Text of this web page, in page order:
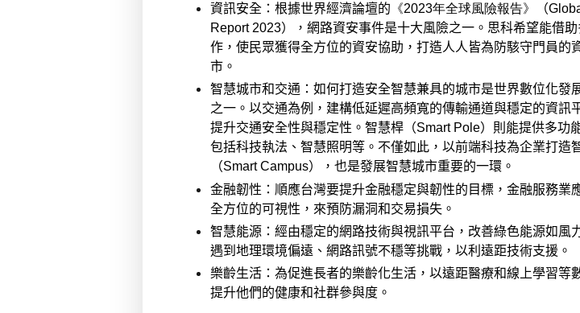
資訊安全： 根據世界經濟論壇的 《2023年全球風險報告》 （
Report 2023），網路資安事件是十大風險之一。思科希望能借
作，使民眾獲得全方位的資安協助，打造人人皆為防駭守門員的
市。
智慧城市和交通： 如何打造安全智慧兼具的城市是世界數位化發
之一 。 以交通為例，建構低延遲高頻寬的傳輸通道與穩定的資訊
提升交通安全性與穩定性。智慧桿（Smart Pole）則能提供多功
包括科技執法、智慧照明等。不僅如此，以前端科技為企業打造
（Smart Campus），也是發展智慧城市重要的一環。
金融韌性： 順應台灣要提升金融穩定與韌性的目標，金融服務業
全方位的可視性，來預防漏洞和交易損失。
智慧能源： 經由穩定的網路技術與視訊平台，改善綠色能源如風
遇到地理環境偏遠、網路訊號不穩等挑戰，以利遠距技術支援。
樂齡生活： 為促進長者的樂齡化生活，以遠距醫療和線上學習等
提升他們的健康和社群參與度。